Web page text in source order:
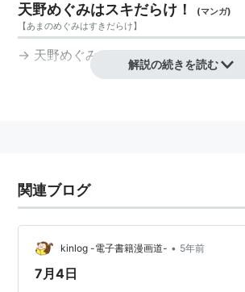
天野めぐみはスキだらけ！ (マンガ)
【あまのめぐみはすきだらけ】
→ 天野めぐみはスキだらけ!
解説の続きを読む
関連ブログ
kinlog -電子書籍漫画道- • 5年前
7月4日